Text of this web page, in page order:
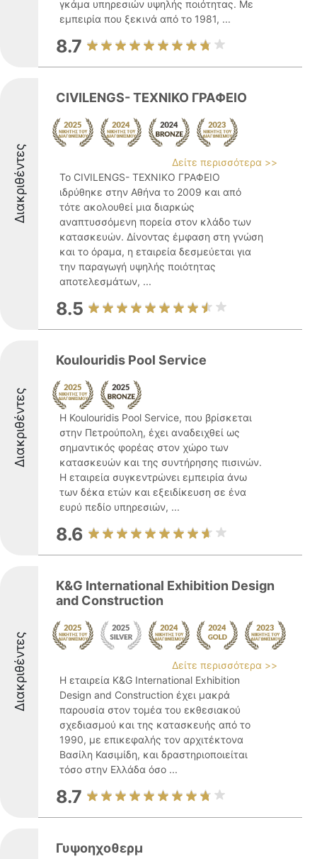
γκάμα υπηρεσιών υψηλής ποιότητας. Με
εμπειρία που ξεκινά από το 1981, ...
8.7
Διακριθέντες
CIVILENGS- ΤΕΧΝΙΚΟ ΓΡΑΦΕΙΟ
Δείτε περισσότερα >>
Το CIVILENGS- ΤΕΧΝΙΚΟ ΓΡΑΦΕΙΟ
ιδρύθηκε στην Αθήνα το 2009 και από
τότε ακολουθεί μια διαρκώς
αναπτυσσόμενη πορεία στον κλάδο των
κατασκευών. Δίνοντας έμφαση στη γνώση
και το όραμα, η εταιρεία δεσμεύεται για
την παραγωγή υψηλής ποιότητας
αποτελεσμάτων, ...
8.5
Διακριθέντες
Koulouridis Pool Service
Η Koulouridis Pool Service, που βρίσκεται
στην Πετρούπολη, έχει αναδειχθεί ως
σημαντικός φορέας στον χώρο των
κατασκευών και της συντήρησης πισινών.
Η εταιρεία συγκεντρώνει εμπειρία άνω
των δέκα ετών και εξειδίκευση σε ένα
ευρύ πεδίο υπηρεσιών, ...
8.6
Διακριθέντες
K&G International Exhibition Design
and Construction
Δείτε περισσότερα >>
Η εταιρεία K&G International Exhibition
Design and Construction έχει μακρά
παρουσία στον τομέα του εκθεσιακού
σχεδιασμού και της κατασκευής από το
1990, με επικεφαλής τον αρχιτέκτονα
Βασίλη Κασιμίδη, και δραστηριοποιείται
τόσο στην Ελλάδα όσο ...
8.7
Γυψοηχοθερμ